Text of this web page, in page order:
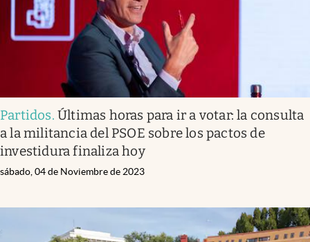
Partidos.Últimas horas para ir a votar: la consulta
a la militancia del PSOE sobre los pactos de
investidura finaliza hoy
sábado, 04 de Noviembre de 2023